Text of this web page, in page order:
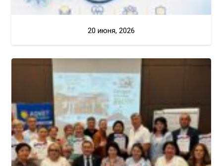
20 июня, 2026